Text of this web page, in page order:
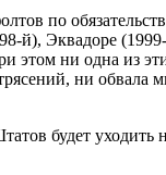
по
й), Эквадоре
ни одна из
ни обвала
будет уходить